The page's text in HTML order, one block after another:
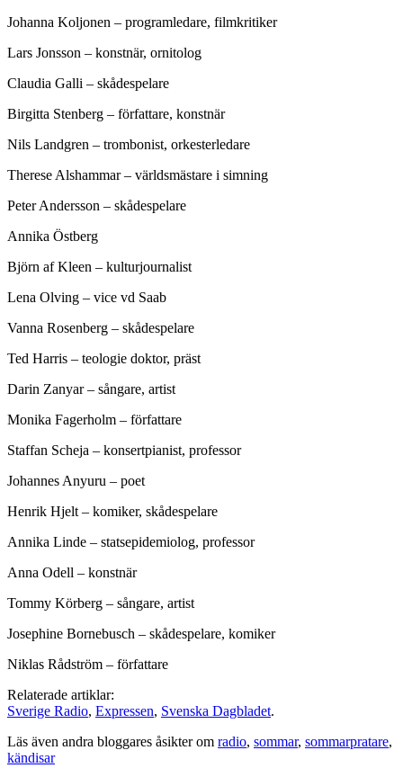
Johanna Koljonen – programledare, filmkritiker
Lars Jonsson – konstnär, ornitolog
Claudia Galli – skådespelare
Birgitta Stenberg – författare, konstnär
Nils Landgren – trombonist, orkesterledare
Therese Alshammar – världsmästare i simning
Peter Andersson – skådespelare
Annika Östberg
Björn af Kleen – kulturjournalist
Lena Olving – vice vd Saab
Vanna Rosenberg – skådespelare
Ted Harris – teologie doktor, präst
Darin Zanyar – sångare, artist
Monika Fagerholm – författare
Staffan Scheja – konsertpianist, professor
Johannes Anyuru – poet
Henrik Hjelt – komiker, skådespelare
Annika Linde – statsepidemiolog, professor
Anna Odell – konstnär
Tommy Körberg – sångare, artist
Josephine Bornebusch – skådespelare, komiker
Niklas Rådström – författare
Relaterade artiklar:
Sverige Radio, Expressen, Svenska Dagbladet.
Läs även andra bloggares åsikter om radio, sommar, sommarpratare,
kändisar